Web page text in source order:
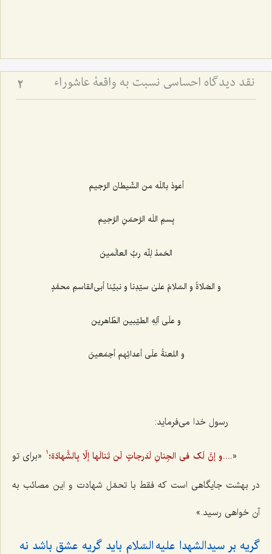
نقد دیدگاه احساسی نسبت به واقعۀ عاشوراء 2
أعوذ باللَه من الشّیطان الرّجیم‌
بِسمِ اللَه الرَّحمَنِ الرَّحِیم‌
الحَمدُ لِلّه ربِّ العالَمینَ
و الصّلاةُ و السّلامُ علیٰ سیّدِنا و نبیِّنا أبی‌القاسمِ محمَّدٍ
و علَی آلِهِ الطیّبین الطّاهرین‌
و اللعنةُ علَی أعدائِهم أجمَعینَ‌
رسول خدا می‌فرماید:
«....و إنَّ لَک فی الجِنانِ لَدَرجاتٍ لَن تَنالَها إلّا بِالشَّهادَة؛ 1
«برای تو
در بهشت جایگاهی است که فقط با تحمّل شهادت و این مصائب به
آن خواهی رسید.»
گریه بر سیدالشهدا علیه السّلام باید گریه عشق باشد نه